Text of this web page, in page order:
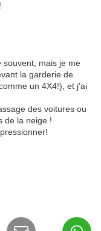
souvent, mais je me
la garderie de
un 4X4!), et j'ai
des voitures ou
de la neige !